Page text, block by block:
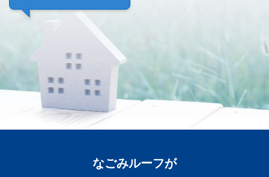
なごみルーフが